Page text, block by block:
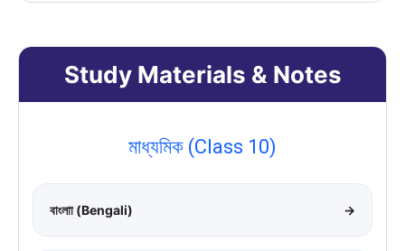
Study Materials & Notes
মাধ্যমিক (Class 10)
বাংলাা (Bengali) →